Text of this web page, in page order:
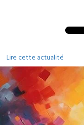
Lire cette actualité